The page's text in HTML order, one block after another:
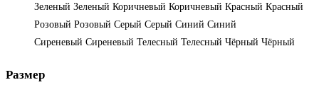
Зеленый Зеленый Коричневый Коричневый Красный Красный
Розовый Розовый Серый Серый Синий Синий
Сиреневый Сиреневый Телесный Телесный Чёрный Чёрный
Размер